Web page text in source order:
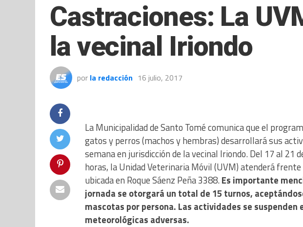
Castraciones: La
la vecinal Iriondo
por la redacción 16 julio, 2017
La Municipalidad de Santo Tomé comunica que el
gatos y perros (machos y hembras) desarrollará sus
semana en jurisdicción de la vecinal Iriondo. Del 17 al 21
horas, la Unidad Veterinaria Móvil (UVM) atenderá frente
ubicada en Roque Sáenz Peña 3388.Es importante
jornada se otorgará un total de 15 turnos,
mascotas por persona. Las actividades se suspenden
meteorológicas adversas.